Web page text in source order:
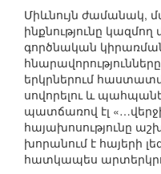
Միևնույն ժամանակ,
ինքնությունը կազմող
գործնական
երկրներում
սովորելու և
պատճառով էլ
հայախոսությունը
խորանում է հայերի
հատկապես